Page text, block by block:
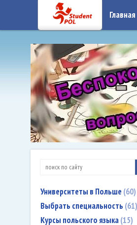
google-site-verification:
Главная
Университеты в Польше 60
Выбрать специальность 61
Курсы польского языка 15